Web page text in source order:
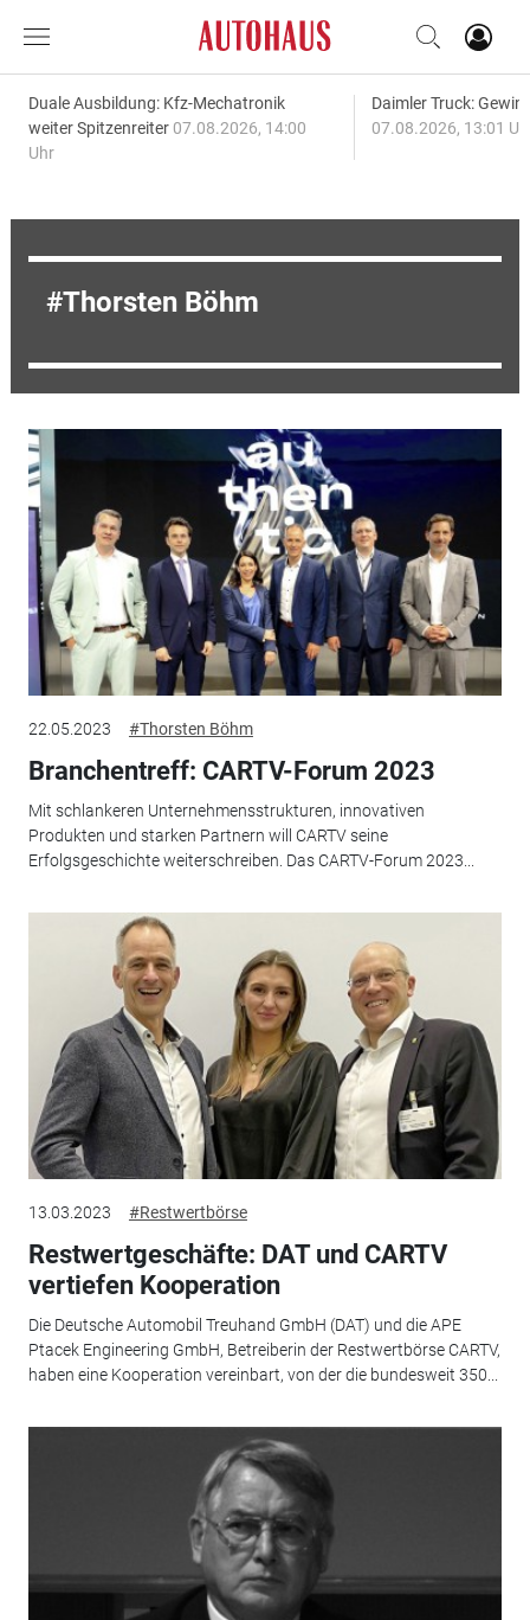
Duale Ausbildung: Kfz-Mechatronik
weiter Spitzenreiter 07.08.2026, 14:00
Uhr
Daimler Truck:
07.08.2026, 13:01
Thorsten Böhm
22.05.2023 #Thorsten Böhm
Branchentreff: CARTV-Forum 2023
Mit schlankeren Unternehmensstrukturen, innovativen
Produkten und starken Partnern will CARTV seine
Erfolgsgeschichte weiterschreiben. Das CARTV-Forum 2023...
13.03.2023 #Restwertbörse
Restwertgeschäfte: DAT und CARTV
vertiefen Kooperation
Die Deutsche Automobil Treuhand GmbH (DAT) und die APE
Ptacek Engineering GmbH, Betreiberin der Restwertbörse CARTV,
haben eine Kooperation vereinbart, von der die bundesweit 350...